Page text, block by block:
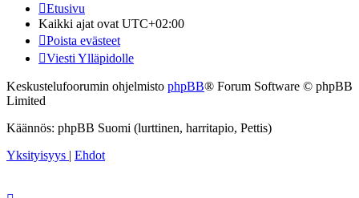
Etusivu
Kaikki ajat ovat UTC+02:00
Poista evästeet
Viesti Ylläpidolle
Keskustelufoorumin ohjelmisto phpBB® Forum Software © phpBB
Limited
Käännös: phpBB Suomi (lurttinen, harritapio, Pettis)
Yksityisyys | Ehdot